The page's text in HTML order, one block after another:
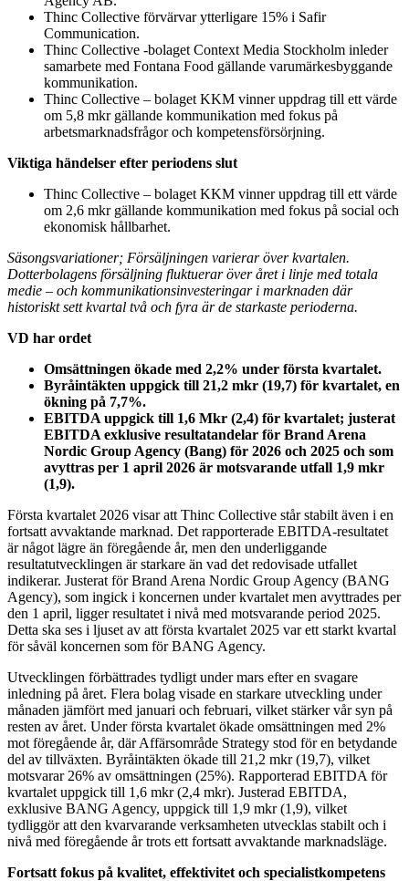
Thinc Collective förvärvar ytterligare 15% i Safir
Communication.
Thinc Collective -bolaget Context Media Stockholm inleder
samarbete med Fontana Food gällande varumärkesbyggande
kommunikation.
Thinc Collective – bolaget KKM vinner uppdrag till ett värde
om 5,8 mkr gällande kommunikation med fokus på
arbetsmarknadsfrågor och kompetensförsörjning.
Viktiga händelser efter periodens slut
Thinc Collective – bolaget KKM vinner uppdrag till ett värde
om 2,6 mkr gällande kommunikation med fokus på social och
ekonomisk hållbarhet.
Säsongsvariationer; Försäljningen varierar över kvartalen.
Dotterbolagens försäljning fluktuerar över året i linje med totala
medie – och kommunikationsinvesteringar i marknaden där
historiskt sett kvartal två och fyra är de starkaste perioderna.
VD har ordet
Omsättningen ökade med 2,2% under första kvartalet.
Byråintäkten uppgick till 21,2 mkr (19,7) för kvartalet, en
ökning på 7,7%.
EBITDA uppgick till 1,6 Mkr (2,4) för kvartalet; justerat
EBITDA exklusive resultatandelar för Brand Arena
Nordic Group Agency (Bang) för 2026 och 2025 och som
avyttras per 1 april 2026 är motsvarande utfall 1,9 mkr
(1,9).
Första kvartalet 2026 visar att Thinc Collective står stabilt även i en
fortsatt avvaktande marknad. Det rapporterade EBITDA-resultatet
är något lägre än föregående år, men den underliggande
resultatutvecklingen är starkare än vad det redovisade utfallet
indikerar. Justerat för Brand Arena Nordic Group Agency (BANG
Agency), som ingick i koncernen under kvartalet men avyttrades per
den 1 april, ligger resultatet i nivå med motsvarande period 2025.
Detta ska ses i ljuset av att första kvartalet 2025 var ett starkt kvartal
för såväl koncernen som för BANG Agency.
Utvecklingen förbättrades tydligt under mars efter en svagare
inledning på året. Flera bolag visade en starkare utveckling under
månaden jämfört med januari och februari, vilket stärker vår syn på
resten av året. Under första kvartalet ökade omsättningen med 2%
mot föregående år, där Affärsområde Strategy stod för en betydande
del av tillväxten. Byråintäkten ökade till 21,2 mkr (19,7), vilket
motsvarar 26% av omsättningen (25%). Rapporterad EBITDA för
kvartalet uppgick till 1,6 mkr (2,4 mkr). Justerad EBITDA,
exklusive BANG Agency, uppgick till 1,9 mkr (1,9), vilket
tydliggör att den kvarvarande verksamheten utvecklas stabilt och i
nivå med föregående år trots ett fortsatt avvaktande marknadsläge.
Fortsatt fokus på kvalitet, effektivitet och specialistkompetens